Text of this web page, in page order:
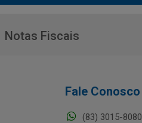
Notas Fiscais
Fale Conosco
(83) 3015-8080